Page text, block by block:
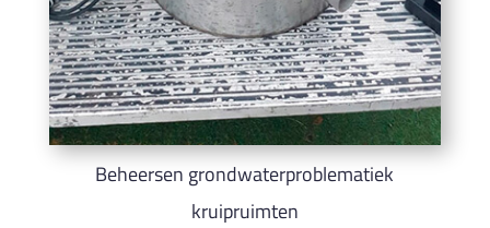
Beheersen grondwaterproblematiek
kruipruimten